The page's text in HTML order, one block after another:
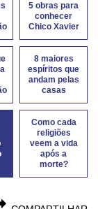
5 obras para
conhecer
Chico Xavier
8 maiores
espíritos que
andam pelas
casas
Como cada
religiões
veem a vida
após a
morte?